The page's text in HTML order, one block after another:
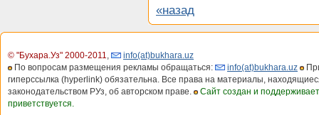
«назад
© "Бухара.Уз" 2000-2011,
info(at)bukhara.uz
По вопросам размещения рекламы обращаться:
info(at)bukhara.uz
гиперссылка (hyperlink) обязательна. Все права на материалы,
законодательством РУз, об авторском праве.
Сайт создан и
приветствуется.